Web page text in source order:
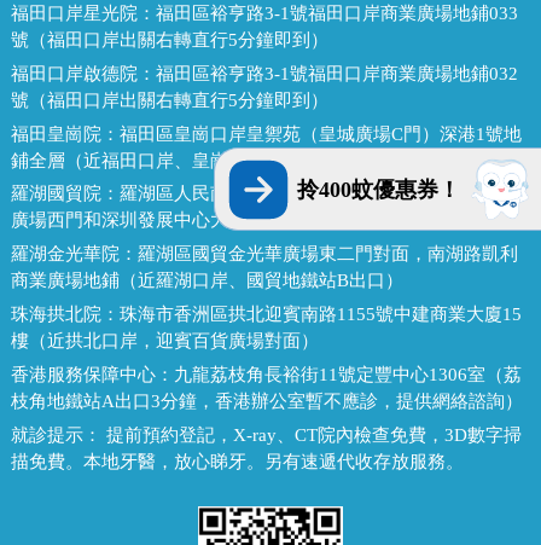
福田口岸星光院： 福田區裕亨路3-1號福田口岸商業廣場地鋪033
號（福田口岸出關右轉直行5分鐘即到）
福田口岸啟德院： 福田區裕亨路3-1號福田口岸商業廣場地鋪032
號（福田口岸出關右轉直行5分鐘即到）
福田皇崗院： 福田區皇崗口岸皇禦苑（皇城廣場C門）深港1號地
鋪全層（近福田口岸、皇崗口岸地鐵站E出口）
羅湖國貿院： 羅湖區人民南路熙龍大廈二樓(近羅湖口岸，金光華
廣場西門和深圳發展中心大廈對面，國貿地鐵站E出口）
羅湖金光華院： 羅湖區國貿金光華廣場東二門對面，南湖路凱利
商業廣場地鋪（近羅湖口岸、國貿地鐵站B出口）
珠海拱北院： 珠海市香洲區拱北迎賓南路1155號中建商業大廈15
樓（近拱北口岸，迎賓百貨廣場對面）
香港服務保障中心： 九龍荔枝角長裕街11號定豐中心1306室（荔
枝角地鐵站A出口3分鐘，香港辦公室暫不應診，提供網絡諮詢）
就診提示： 提前預約登記，X-ray、CT院內檢查免費，3D數字掃
描免費。本地牙醫，放心睇牙。另有速遞代收存放服務。
拎400蚊優惠券！